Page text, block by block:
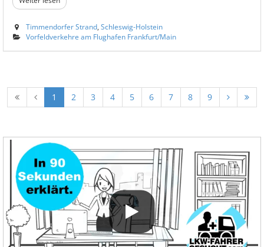
Timmendorfer Strand, Schleswig-Holstein
Vorfeldverkehre am Flughafen Frankfurt/Main
1 2 3 4 5 6 7 8 9